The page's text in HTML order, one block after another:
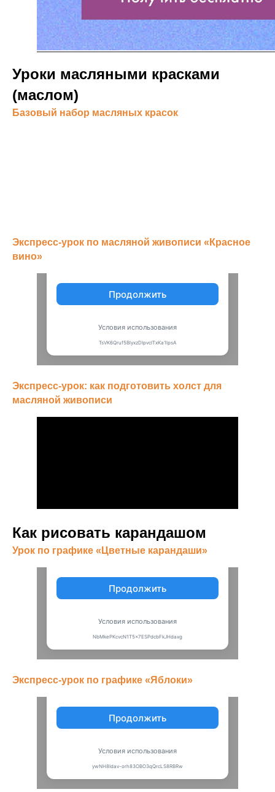
Уроки масляными красками
(маслом)
Базовый набор масляных красок
Экспресс-урок по масляной живописи «Красное
вино‎»
Экспресс-урок: как подготовить холст для
масляной живописи
Как рисовать карандашом
Урок по графике «Цветные карандаши»
Экспресс-урок по графике «Яблоки»